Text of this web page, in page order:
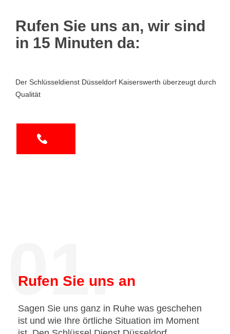
Rufen Sie uns an, wir sind
in 15 Minuten da:
Der Schlüsseldienst Düsseldorf Kaiserswerth überzeugt durch
Qualität
01.
Rufen Sie uns an
Sagen Sie uns ganz in Ruhe was geschehen
ist und wie Ihre örtliche Situation im Moment